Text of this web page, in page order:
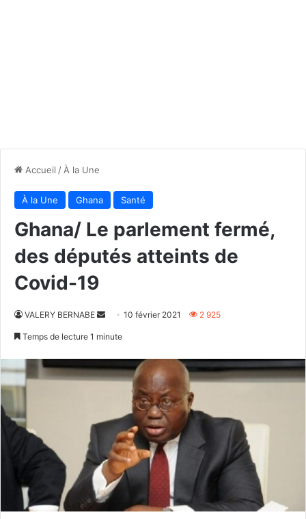
Accueil / À la Une
À la Une Ghana Santé
Ghana/ Le parlement fermé,
des députés atteints de
Covid-19
VALERY BERNABE
Envoyer10 février 2021 2 925
Temps de lecture 1 minute